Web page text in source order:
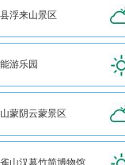
浮来山景区
游乐园
蒙阴云蒙景区
山汉墓竹简博物馆